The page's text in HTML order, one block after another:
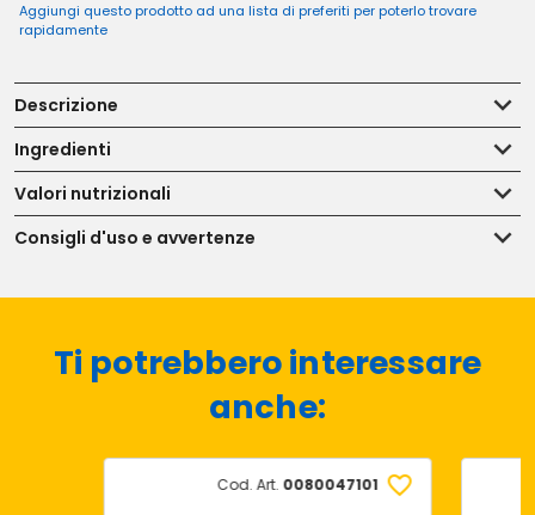
Aggiungi questo prodotto ad una lista di preferiti per poterlo trovare
rapidamente
Descrizione
Ingredienti
Valori nutrizionali
Consigli d'uso e avvertenze
Ti potrebbero interessare
anche:
Cod. Art. 0080047101